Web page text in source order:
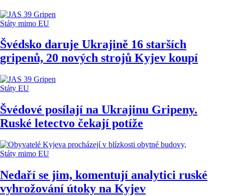
Státy mimo EU
Švédsko daruje Ukrajině 16 starších
gripenů, 20 nových strojů Kyjev koupí
Státy EU
Švédové posílají na Ukrajinu Gripeny.
Ruské letectvo čekají potíže
Státy mimo EU
Nedaří se jim, komentují analytici ruské
vyhrožování útoky na Kyjev